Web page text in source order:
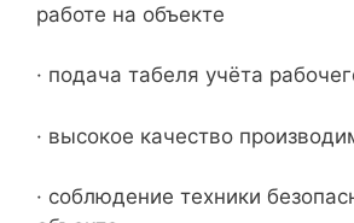
работе на объекте
· подача табеля учёта
· высокое качество
· соблюдение техники